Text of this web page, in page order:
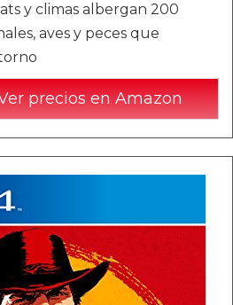
y climas albergan 200
aves y peces que
precios en Amazon